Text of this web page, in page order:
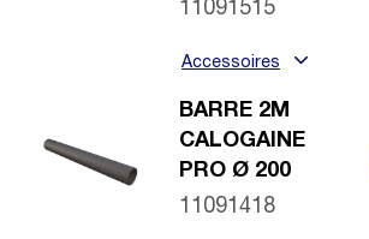
11091515
Accessoires
BARRE 2M
CALOGAINE
PRO Ø 200
11091418